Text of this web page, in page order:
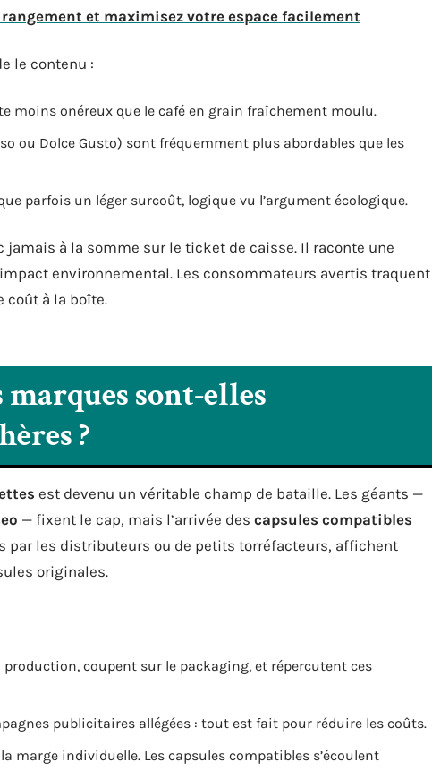
et maximisez votre espace facilement
le contenu :
moins onéreux que le café en grain fraîchement moulu.
ou Dolce Gusto) sont fréquemment plus abordables que les
parfois un léger surcoût, logique vu l’argument écologique.
jamais à la somme sur le ticket de caisse. Il raconte une
environnemental. Les consommateurs avertis traquent
coût à la boîte.
sont-elles
?
est devenu un véritable champ de bataille. Les géants —
— fixent le cap, mais l’arrivée des capsules compatibles
par les distributeurs ou de petits torréfacteurs, affichent
originales.
coupent sur le packaging, et répercutent ces
publicitaires allégées : tout est fait pour réduire les coûts.
marge individuelle. Les capsules compatibles s’écoulent